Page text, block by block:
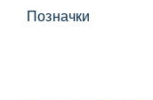
Позначки